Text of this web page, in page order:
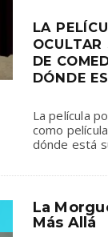
LA
OCULTAR
DE
DÓNDE
La película
como
dónde está
La
Más Allá